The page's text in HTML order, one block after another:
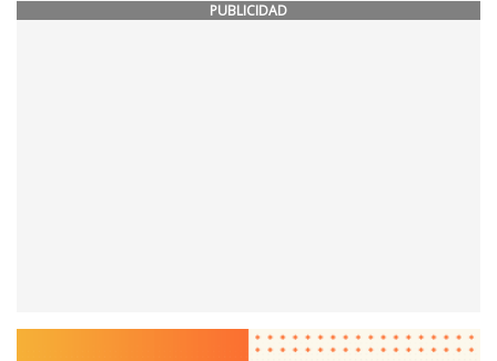
PUBLICIDAD